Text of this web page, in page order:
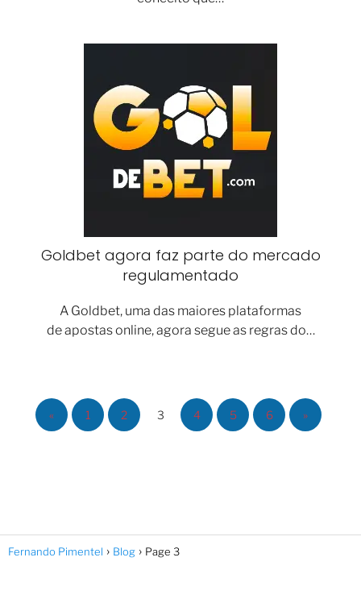
Goldbet agora faz parte do mercado
regulamentado
A Goldbet, uma das maiores plataformas
de apostas online, agora segue as regras do…
« 1 2 3 4 5 6 »
Fernando Pimentel Blog Page 3